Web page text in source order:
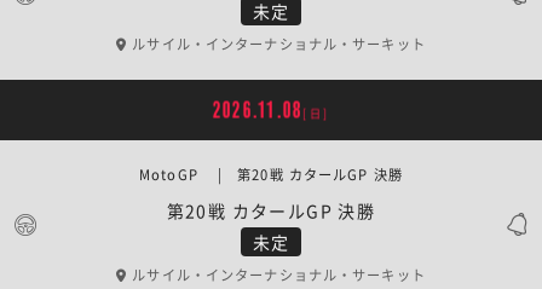
未定
ルサイル・インターナショナル・サーキット
2026.11.08 [日]
未定
第20戦 カタールGP 決勝
MotoGP | 第20戦 カタールGP 決勝
ルサイル・インターナショナル・サーキット